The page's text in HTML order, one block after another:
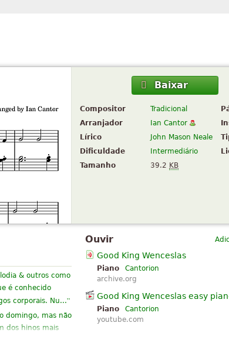
Baixar
Compositor Tradicional
Arranjador
Ian Cantor
Lírico
John Mason Neale
Dificuldade
Intermediário
Tamanho
39.2 KB
Ouvir
Good King Wenceslas
Piano
Cantorion
archive.org
Good King Wenceslas easy
Piano
Cantorion
youtube.com
& outros como
é conhecido
corporais. Nu...”
domingo, mas não
dos hinos mais
fiquei